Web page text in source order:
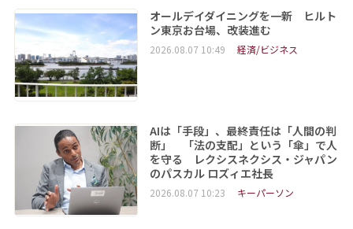
オールデイダイニングを一新 ヒルト
ン東京お台場、改装進む
2026.08.07 10:49 経済/ビジネス
AIは「手段」、最終責任は「人間の判
断」 「法の支配」という「傘」で人
を守る レクシスネクシス・ジャパン
のパスカル ロズィエ社長
2026.08.07 10:23 キーパーソン